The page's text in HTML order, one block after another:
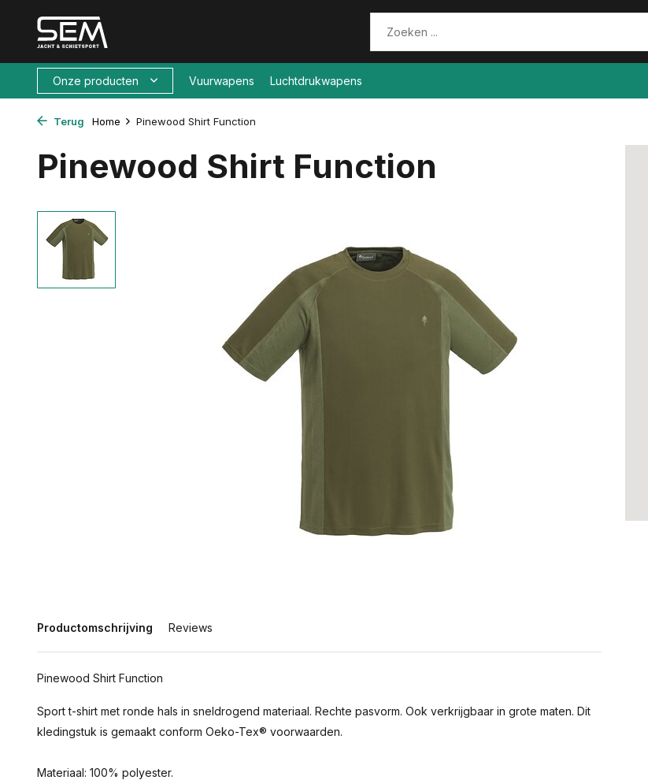
Onze producten Vuurwapens Luchtdrukwapens
Terug Home Pinewood Shirt Function
Pinewood Shirt Function
Productomschrijving Reviews
Pinewood Shirt Function
Sport t-shirt met ronde hals in sneldrogend materiaal. Rechte pasvorm. Ook verkrijgbaar in grote maten. Dit
kledingstuk is gemaakt conform Oeko-Tex® voorwaarden.
Materiaal: 100% polyester.